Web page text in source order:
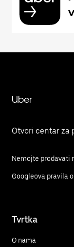
Uber
Otvori centar za
Nemojte prodavati
Googleova pravila
Tvrtka
O nama